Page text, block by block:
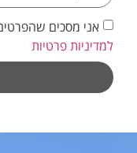
אני מסכים
למדיניות פרטיות